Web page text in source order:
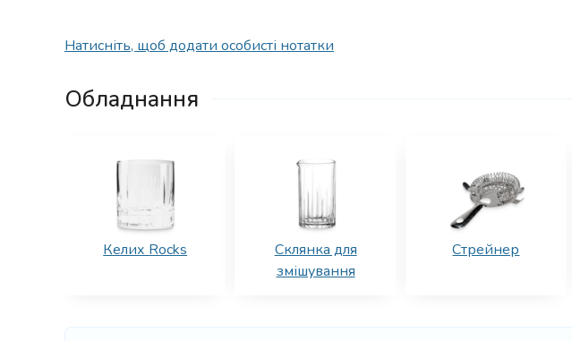
Натисніть, щоб додати особисті нотатки
Обладнання
Келих Rocks
Склянка для
змішування
Стрейнер